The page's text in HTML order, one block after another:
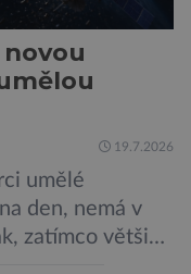
19.7.2026
umělé
den, nemá v
zatímco většina